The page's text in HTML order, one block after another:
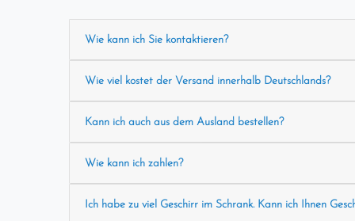
Wie kann ich Sie kontaktieren?
Wie viel kostet der Versand innerhalb Deutschlands?
Kann ich auch aus dem Ausland bestellen?
Wie kann ich zahlen?
Ich habe zu viel Geschirr im Schrank. Kann ich Ihnen